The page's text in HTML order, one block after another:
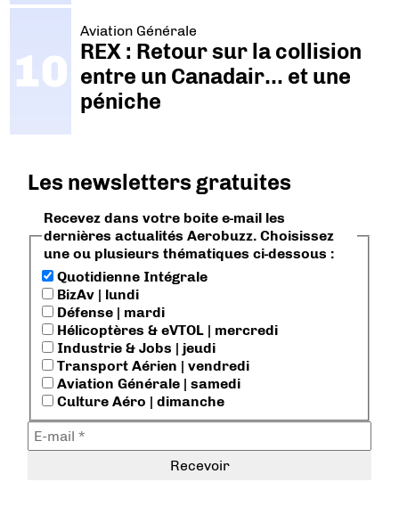
Aviation Générale
REX : Retour sur la collision
entre un Canadair… et une
péniche
Les newsletters gratuites
Recevez dans votre boite e-mail les
dernières actualités Aerobuzz. Choisissez
une ou plusieurs thématiques ci-dessous :
Quotidienne Intégrale
BizAv | lundi
Défense | mardi
Hélicoptères & eVTOL | mercredi
Industrie & Jobs | jeudi
Transport Aérien | vendredi
Aviation Générale | samedi
Culture Aéro | dimanche